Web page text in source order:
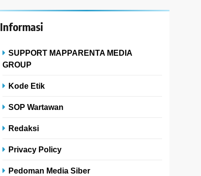
Informasi
SUPPORT MAPPARENTA MEDIA
GROUP
Kode Etik
SOP Wartawan
Redaksi
Privacy Policy
Pedoman Media Siber